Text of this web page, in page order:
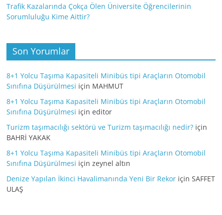
Trafik Kazalarında Çokça Ölen Üniversite Öğrencilerinin
Sorumluluğu Kime Aittir?
Son Yorumlar
8+1 Yolcu Taşıma Kapasiteli Minibüs tipi Araçların Otomobil
Sınıfına Düşürülmesi için MAHMUT
8+1 Yolcu Taşıma Kapasiteli Minibüs tipi Araçların Otomobil
Sınıfına Düşürülmesi içineditor
Turizm taşımacılığı sektörü ve Turizm taşımacılığı nedir? için
BAHRİ YAKAK
8+1 Yolcu Taşıma Kapasiteli Minibüs tipi Araçların Otomobil
Sınıfına Düşürülmesi içinzeynel altın
Denize Yapılan İkinci Havalimanında Yeni Bir Rekor içinSAFFET
ULAŞ